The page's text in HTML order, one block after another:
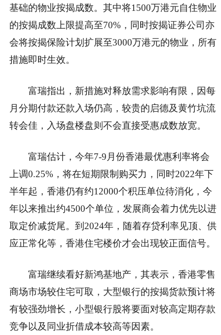
基础的物业按揭成数。其中将1500万港元自住物业
的按揭成数上限提高至70%，同时按揭证券公司亦
会将按揭保险计划扩展至3000万港元的物业，所有
措施即时生效。
富瑞指出，新措施对释放需求影响有限，因每
月分期付款还款入场仍高，较贵的启德及黄竹坑流
转会佳，入场盘楼盘则不会直接受惠成数放宽。
富瑞估计，今年7-9月份香港最优惠利率将会
上调0.25%，将在短期限制购买力，同时2022年下
半年起，香港仍有约12000个积压单位待消化，今
年以来推出约4500个单位，发展商会着力优先以进
取定价减货尾。到2024年，随着存贷利率见顶、供
应正常化等，香港住宅楼价才会出现较正面信号。
富瑞继续看好新鸿基地产，其表示，香港零售
商场市场较住宅可取，大型银行的按揭货款预计将
有较强劲增长，小型银行股将要面对较高定期存款
竞争以及同业折借成本较高等因素。